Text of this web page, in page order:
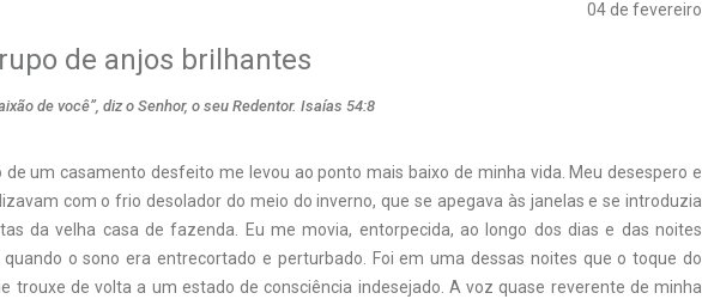
04 de fevereiro
de anjos brilhantes
de você”, diz o Senhor, o seu Redentor. Isaías 54:8
de um casamento desfeito me levou ao ponto mais baixo de minha vida. Meu desespero e
com o frio desolador do meio do inverno, que se apegava às janelas e se introduzia
da velha casa de fazenda. Eu me movia, entorpecida, ao longo dos dias e das noites
quando o sono era entrecortado e perturbado. Foi em uma dessas noites que o toque do
trouxe de volta a um estado de consciência indesejado. A voz quase reverente de minha